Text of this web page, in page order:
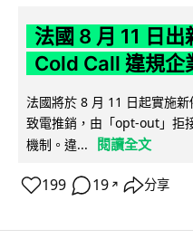
法國 8 月 11 日
Cold Call 違規企
法國將於 8 月 11 日起實施
致電推銷，由「opt-out」拒
機制。違...
閱讀全文
199 19 ↗ 分享